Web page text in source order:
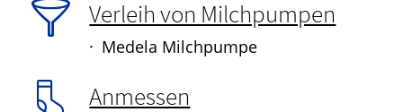
Verleih von Milchpumpen
Medela Milchpumpe
Anmessen